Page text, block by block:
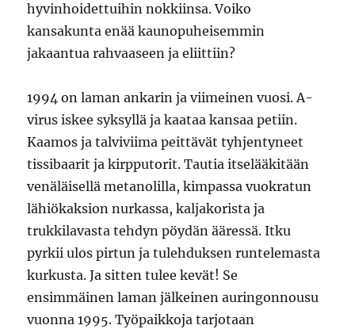
hyvinhoidettuihin nokkiinsa. Voiko
kansakunta enää kaunopuheisemmin
jakaantua rahvaaseen ja eliittiin?
1994 on laman ankarin ja viimeinen vuosi. A-
virus iskee syksyllä ja kaataa kansaa petiin.
Kaamos ja talviviima peittävät tyhjentyneet
tissibaarit ja kirpputorit. Tautia itselääkitään
venäläisellä metanolilla, kimpassa vuokratun
lähiökaksion nurkassa, kaljakorista ja
trukkilavasta tehdyn pöydän ääressä. Itku
pyrkii ulos pirtun ja tulehduksen runtelemasta
kurkusta. Ja sitten tulee kevät! Se
ensimmäinen laman jälkeinen auringonnousu
vuonna 1995. Työpaikkoja tarjotaan